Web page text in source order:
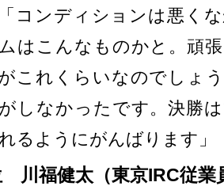
コンディションは悪く
はこんなものかと。頑
これくらいなのでしょ
しなかったです。決勝
るようにがんばります」
川福健太（東京IRC従業